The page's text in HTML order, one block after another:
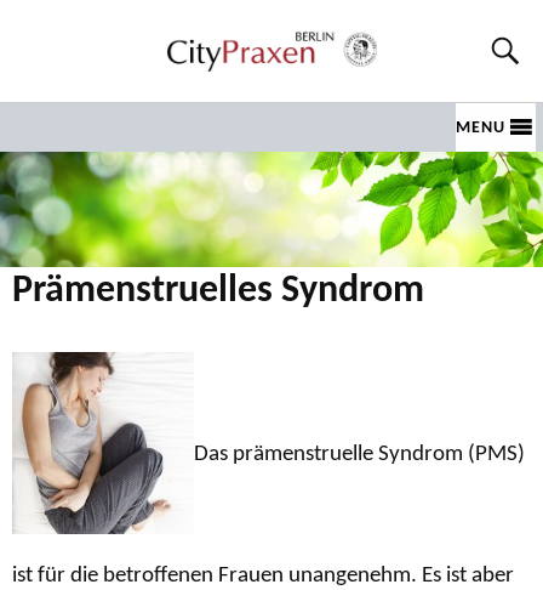
MENU
Prämenstruelles Syndrom
Das prämenstruelle Syndrom (PMS)
ist für die betroffenen Frauen unangenehm. Es ist aber